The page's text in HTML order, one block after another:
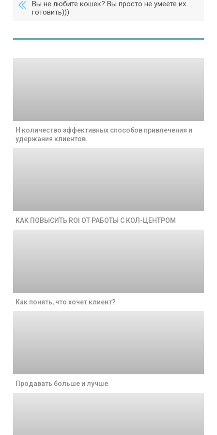
Вы не любите кошек? Вы просто не умеете их
готовить)))
Н количество эффективных способов привлечения и
удержания клиентов.
КАК ПОВЫСИТЬ ROI ОТ РАБОТЫ С КОЛ-ЦЕНТРОМ
Как понять, что хочет клиент?
Продавать больше и лучше.